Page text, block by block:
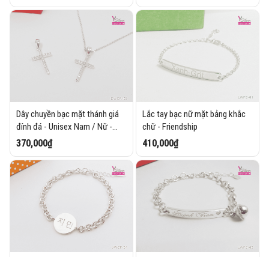
Dây chuyền bạc mặt thánh giá
đính đá - Unisex Nam / Nữ -
Cuban Cross
370,000₫
Lắc tay bạc nữ mặt bảng khắc
chữ - Friendship
410,000₫